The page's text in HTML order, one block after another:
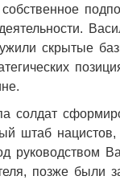
скрытые
солдат
штаб
руководством
позже были